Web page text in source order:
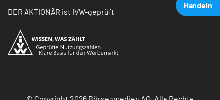
Handeln
DER AKTIONÄR ist IVW-geprüft